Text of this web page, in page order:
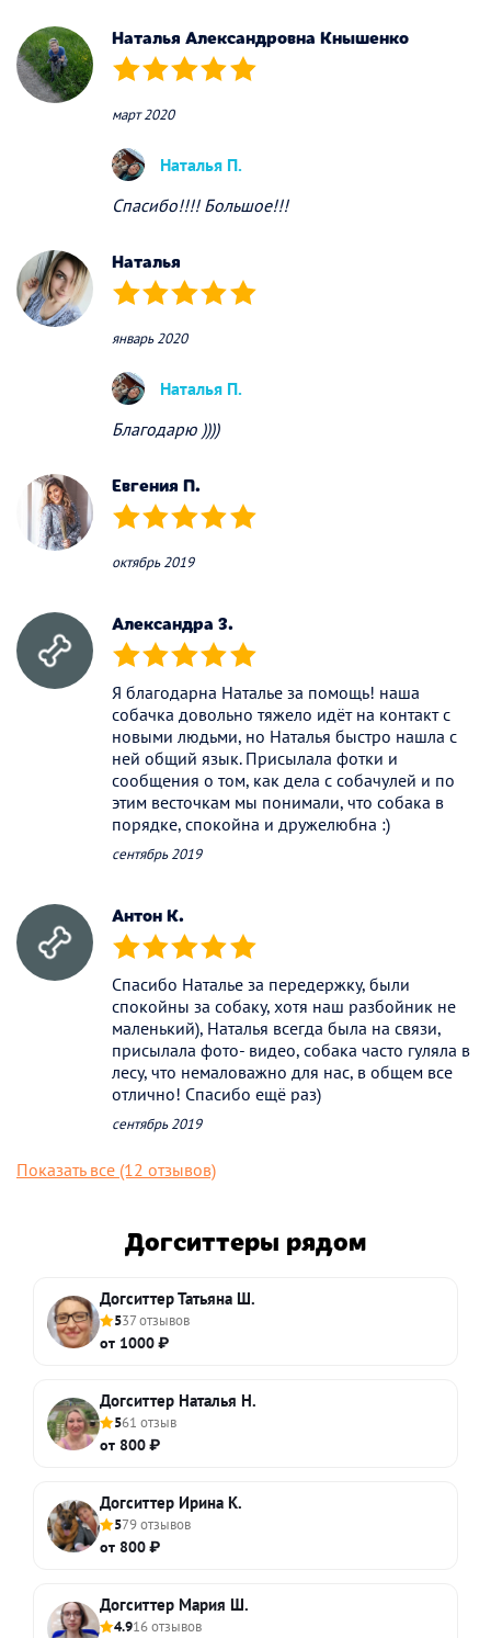
Наталья Александровна Кнышенко
(*) (*) (*) (*) (*)
март 2020
Наталья П.
Спасибо!!!! Большое!!!
Наталья
(*) (*) (*) (*) (*)
январь 2020
Наталья П.
Благодарю ))))
Евгения П.
(*) (*) (*) (*) (*)
октябрь 2019
Александра З.
(*) (*) (*) (*) (*)
Я благодарна Наталье за помощь! наша
собачка довольно тяжело идёт на контакт с
новыми людьми, но Наталья быстро нашла с
ней общий язык. Присылала фотки и
сообщения о том, как дела с собачулей и по
этим весточкам мы понимали, что собака в
порядке, спокойна и дружелюбна :)
сентябрь 2019
Антон К.
(*) (*) (*) (*) (*)
Спасибо Наталье за передержку, были
спокойны за собаку, хотя наш разбойник не
маленький), Наталья всегда была на связи,
присылала фото- видео, собака часто гуляла в
лесу, что немаловажно для нас, в общем все
отлично! Спасибо ещё раз)
сентябрь 2019
Показать все (12 отзывов)
Догситтеры рядом
Догситтер Татьяна Ш.
537 отзывов
от 1000 ₽
Догситтер Наталья Н.
561 отзыв
от 800 ₽
Догситтер Ирина К.
579 отзывов
от 800 ₽
Догситтер Мария Ш.
4.916 отзывов